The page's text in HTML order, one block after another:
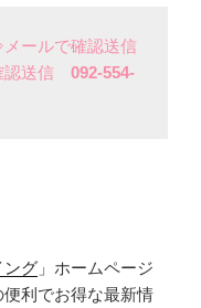
ールで確認送信
認送信 092-554-
ング 」ホームページ
利でお得な最新情